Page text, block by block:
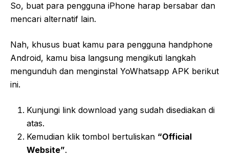
So, buat para pengguna iPhone harap bersabar dan
mencari alternatif lain.
Nah, khusus buat kamu para pengguna handphone
Android, kamu bisa langsung mengikuti langkah
mengunduh dan menginstal YoWhatsapp APK berikut
ini.
Kunjungi link download yang sudah disediakan di
atas.
Kemudian klik tombol bertuliskan “Official
Website”.